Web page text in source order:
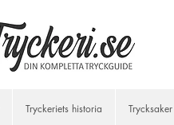
Tryckeriets historia Trycksaker